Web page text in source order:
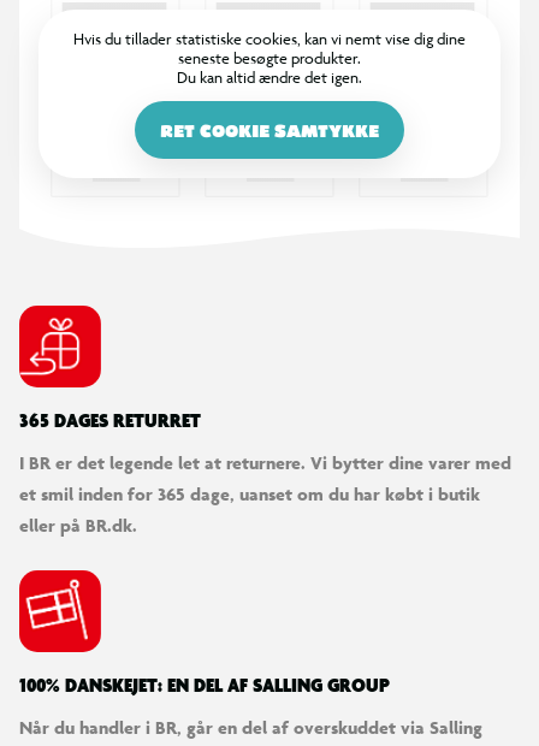
Hvis du tillader statistiske cookies, kan vi nemt vise dig dine
seneste besøgte produkter.
Du kan altid ændre det igen.
RET COOKIE SAMTYKKE
365 DAGES RETURRET
I BR er det legende let at returnere. Vi bytter dine varer med
et smil inden for 365 dage, uanset om du har købt i butik
eller på BR.dk.
100% DANSKEJET: EN DEL AF SALLING GROUP
Når du handler i BR, går en del af overskuddet via Salling